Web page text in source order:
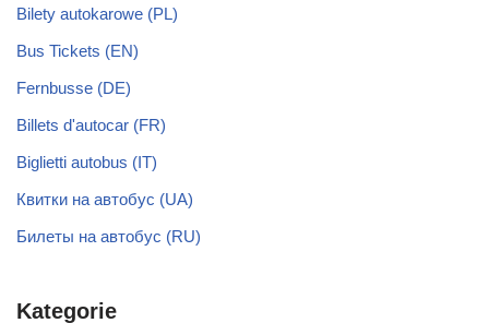
Bilety autokarowe (PL)
Bus Tickets (EN)
Fernbusse (DE)
Billets d'autocar (FR)
Biglietti autobus (IT)
Квитки на автобус (UA)
Билеты на автобус (RU)
Kategorie